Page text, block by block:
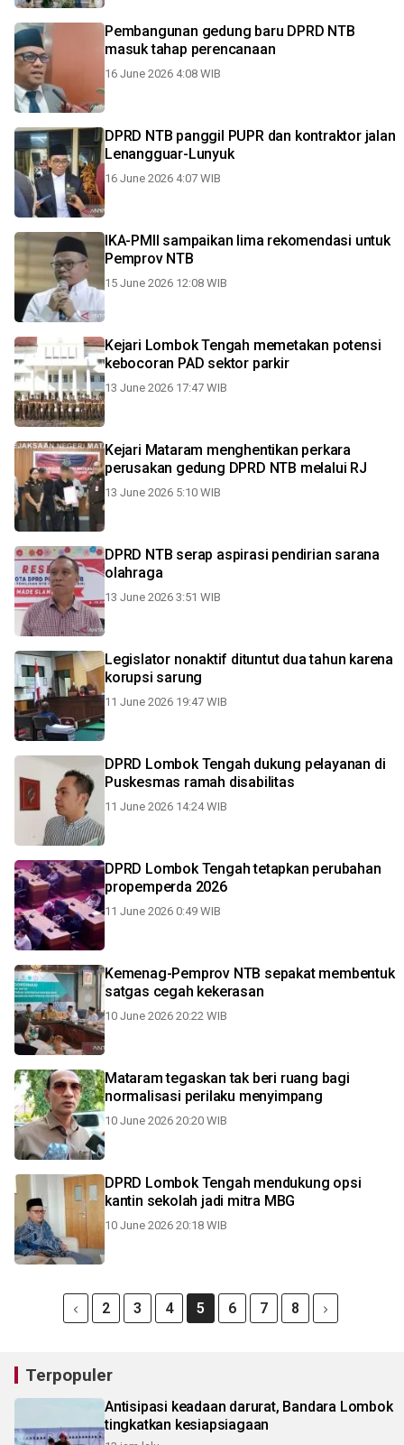
Pembangunan gedung baru DPRD NTB
masuk tahap perencanaan
16 June 2026 4:08 WIB
DPRD NTB panggil PUPR dan kontraktor jalan
Lenangguar-Lunyuk
16 June 2026 4:07 WIB
IKA-PMII sampaikan lima rekomendasi untuk
Pemprov NTB
15 June 2026 12:08 WIB
Kejari Lombok Tengah memetakan potensi
kebocoran PAD sektor parkir
13 June 2026 17:47 WIB
Kejari Mataram menghentikan perkara
perusakan gedung DPRD NTB melalui RJ
13 June 2026 5:10 WIB
DPRD NTB serap aspirasi pendirian sarana
olahraga
13 June 2026 3:51 WIB
Legislator nonaktif dituntut dua tahun karena
korupsi sarung
11 June 2026 19:47 WIB
DPRD Lombok Tengah dukung pelayanan di
Puskesmas ramah disabilitas
11 June 2026 14:24 WIB
DPRD Lombok Tengah tetapkan perubahan
propemperda 2026
11 June 2026 0:49 WIB
Kemenag-Pemprov NTB sepakat membentuk
satgas cegah kekerasan
10 June 2026 20:22 WIB
Mataram tegaskan tak beri ruang bagi
normalisasi perilaku menyimpang
10 June 2026 20:20 WIB
DPRD Lombok Tengah mendukung opsi
kantin sekolah jadi mitra MBG
10 June 2026 20:18 WIB
2 3 4 5 6 7 8
Terpopuler
Antisipasi keadaan darurat, Bandara Lombok
tingkatkan kesiapsiagaan